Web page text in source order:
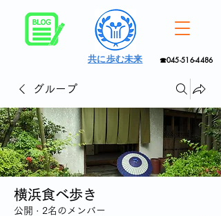
☎045-516-4486
共に歩む未来
グループ
横浜食べ歩き
公開 · 2名のメンバー